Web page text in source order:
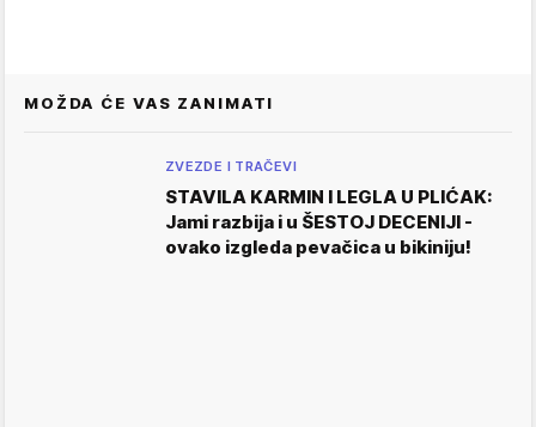
MOŽDA ĆE VAS ZANIMATI
ZVEZDE I TRAČEVI
STAVILA KARMIN I LEGLA U PLIĆAK:
Jami razbija i u ŠESTOJ DECENIJI -
ovako izgleda pevačica u bikiniju!